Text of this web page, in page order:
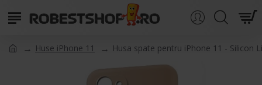
Huse iPhone 11 Husa spate pentru iPhone 11 - Silicon